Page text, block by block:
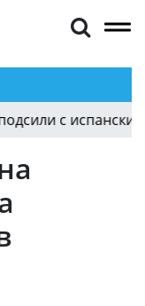
успех на